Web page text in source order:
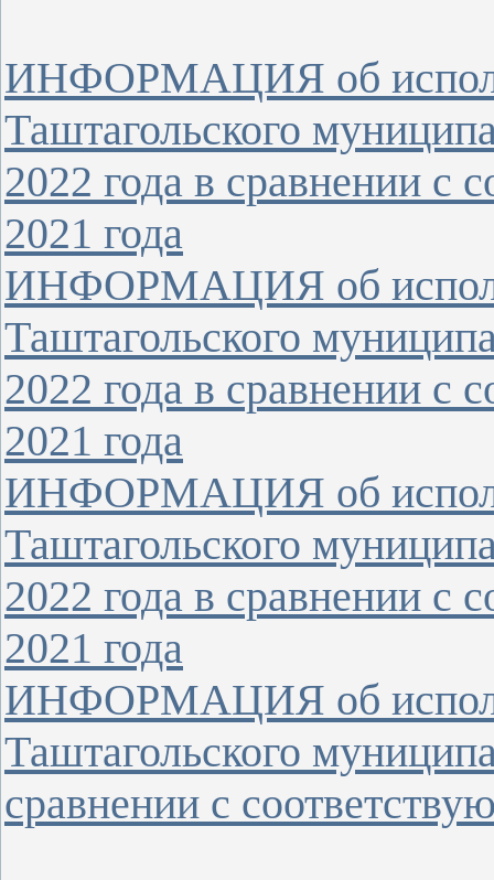
ИНФОРМАЦИЯ об
Таштагольского
2022 года в сравнении с
2021 года
ИНФОРМАЦИЯ об
Таштагольского
2022 года в сравнении с
2021 года
ИНФОРМАЦИЯ об
Таштагольского
2022 года в сравнении с
2021 года
ИНФОРМАЦИЯ об
Таштагольского
сравнении с